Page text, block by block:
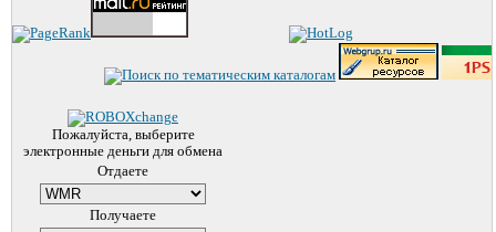
Пожалуйста, выберите
электронные деньги для обмена
Отдаете
Получаете